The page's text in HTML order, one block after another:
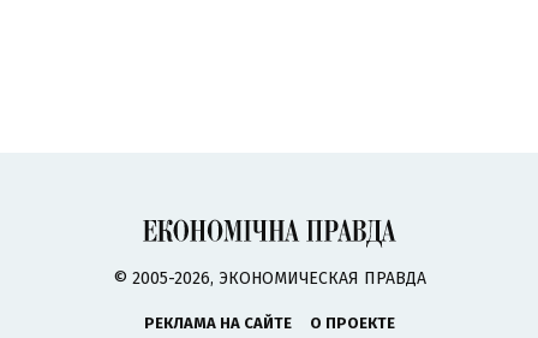
© 2005-2026, ЭКОНОМИЧЕСКАЯ ПРАВДА
РЕКЛАМА НА САЙТЕ
О ПРОЕКТЕ